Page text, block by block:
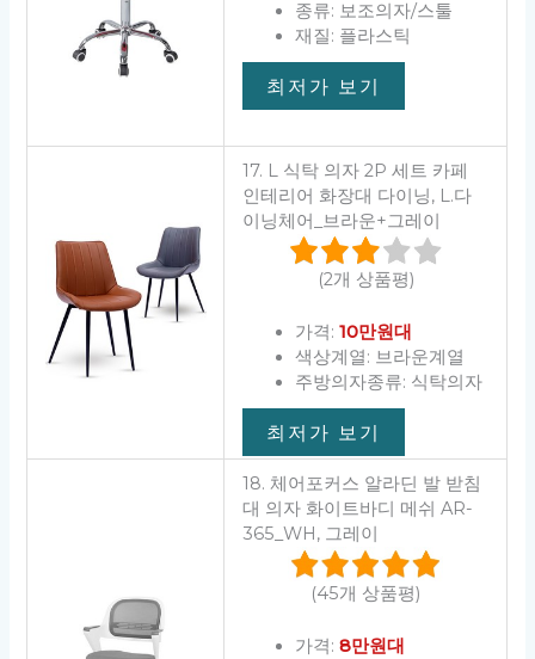
종류: 보조의자/스툴
재질: 플라스틱
최저가 보기
17. L 식탁 의자 2P 세트 카페
인테리어 화장대 다이닝, L.다
이닝체어_브라운+그레이
(2개 상품평)
가격: 10만원대
색상계열: 브라운계열
주방의자종류: 식탁의자
최저가 보기
18. 체어포커스 알라딘 발 받침
대 의자 화이트바디 메쉬 AR-
365_WH, 그레이
(45개 상품평)
가격: 8만원대